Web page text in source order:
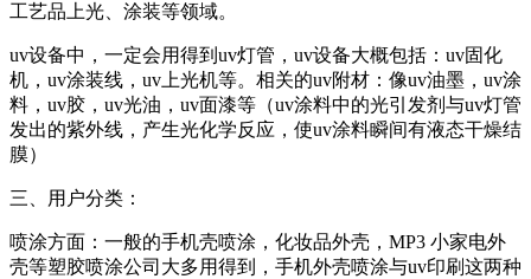
工艺品上光、涂装等领域。
uv设备中，一定会用得到uv灯管，uv设备大概包括：uv固化
机，uv涂装线，uv上光机等。相关的uv附材：像uv油墨，uv涂
料，uv胶，uv光油，uv面漆等（uv涂料中的光引发剂与uv灯管
发出的紫外线，产生光化学反应，使uv涂料瞬间有液态干燥结
膜）
三、用户分类：
喷涂方面：一般的手机壳喷涂，化妆品外壳，MP3 小家电外
壳等塑胶喷涂公司大多用得到，手机外壳喷涂与uv印刷这两种